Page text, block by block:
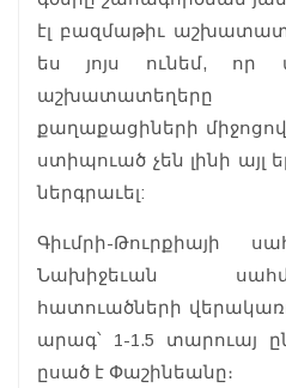
էլ բազմաթիւ
ես յոյս ունեմ, որ
քաղաքացիների
ստիպուած չեն լինի
ներգրաւել:
Գիւմրի-Թուրքիայի
Նախիջեւան
հատուածների
արագ՝ 1-1.5 տարուայ
ըսած է Փաշինեանը։